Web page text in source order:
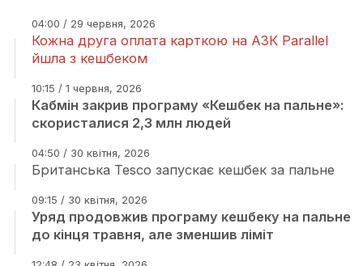
04:00 / 29 червня, 2026
Кожна друга оплата карткою на АЗК Parallel
йшла з кешбеком
10:15 / 1 червня, 2026
Кабмін закрив програму «Кешбек на пальне»:
скористалися 2,3 млн людей
04:50 / 30 квітня, 2026
Британська Tesco запускає кешбек за пальне
09:15 / 30 квітня, 2026
Уряд продовжив програму кешбеку на пальне
до кінця травня, але зменшив ліміт